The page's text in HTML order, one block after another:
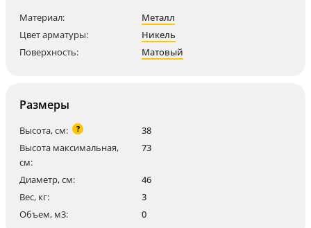
Материал:
Металл
Цвет арматуры:
Никель
Поверхность:
Матовый
Размеры
Высота, см: ?
38
Высота максимальная,
см:
73
Диаметр, см:
46
Вес, кг:
3
Объем, м3:
0